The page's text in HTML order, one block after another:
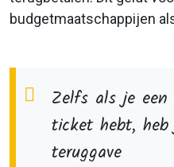
budgetmaatschappijen
Zelfs als je
ticket hebt,
teruggave